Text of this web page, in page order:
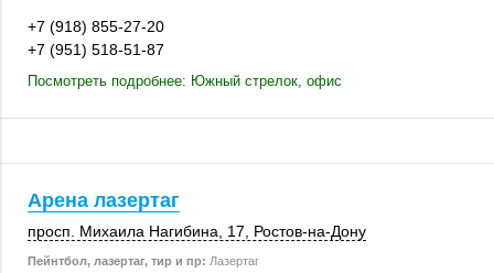
+7 (918) 855-27-20
+7 (951) 518-51-87
Посмотреть подробнее: Южный стрелок, офис
Арена лазертаг
просп. Михаила Нагибина, 17, Ростов-на-Дону
Пейнтбол, лазертаг, тир и пр: Лазертаг